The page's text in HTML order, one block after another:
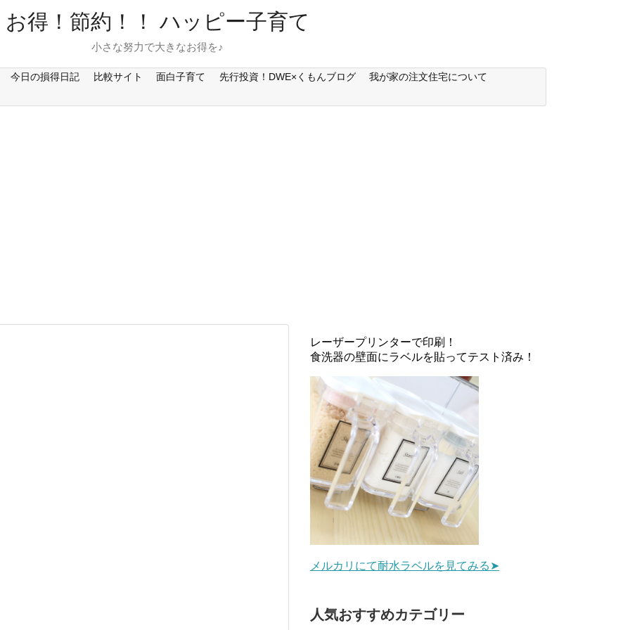
お得！節約！！ ハッピー子育て
小さな努力で大きなお得を♪
今日の損得日記 比較サイト 面白子育て 先行投資！DWE×くもんブログ 我が家の注文住宅について
レーザープリンターで印刷！
食洗器の壁面にラベルを貼ってテスト済み！
メルカリにて耐水ラベルを見てみる➤
人気おすすめカテゴリー